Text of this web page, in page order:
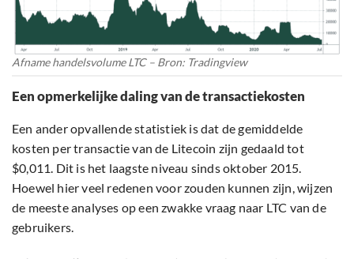
Afname handelsvolume LTC – Bron: Tradingview
Een opmerkelijke daling van de transactiekosten
Een ander opvallende statistiek is dat de gemiddelde
kosten per transactie van de Litecoin zijn gedaald tot
$0,011. Dit is het laagste niveau sinds oktober 2015.
Hoewel hier veel redenen voor zouden kunnen zijn, wijzen
de meeste analyses op een zwakke vraag naar LTC van de
gebruikers.